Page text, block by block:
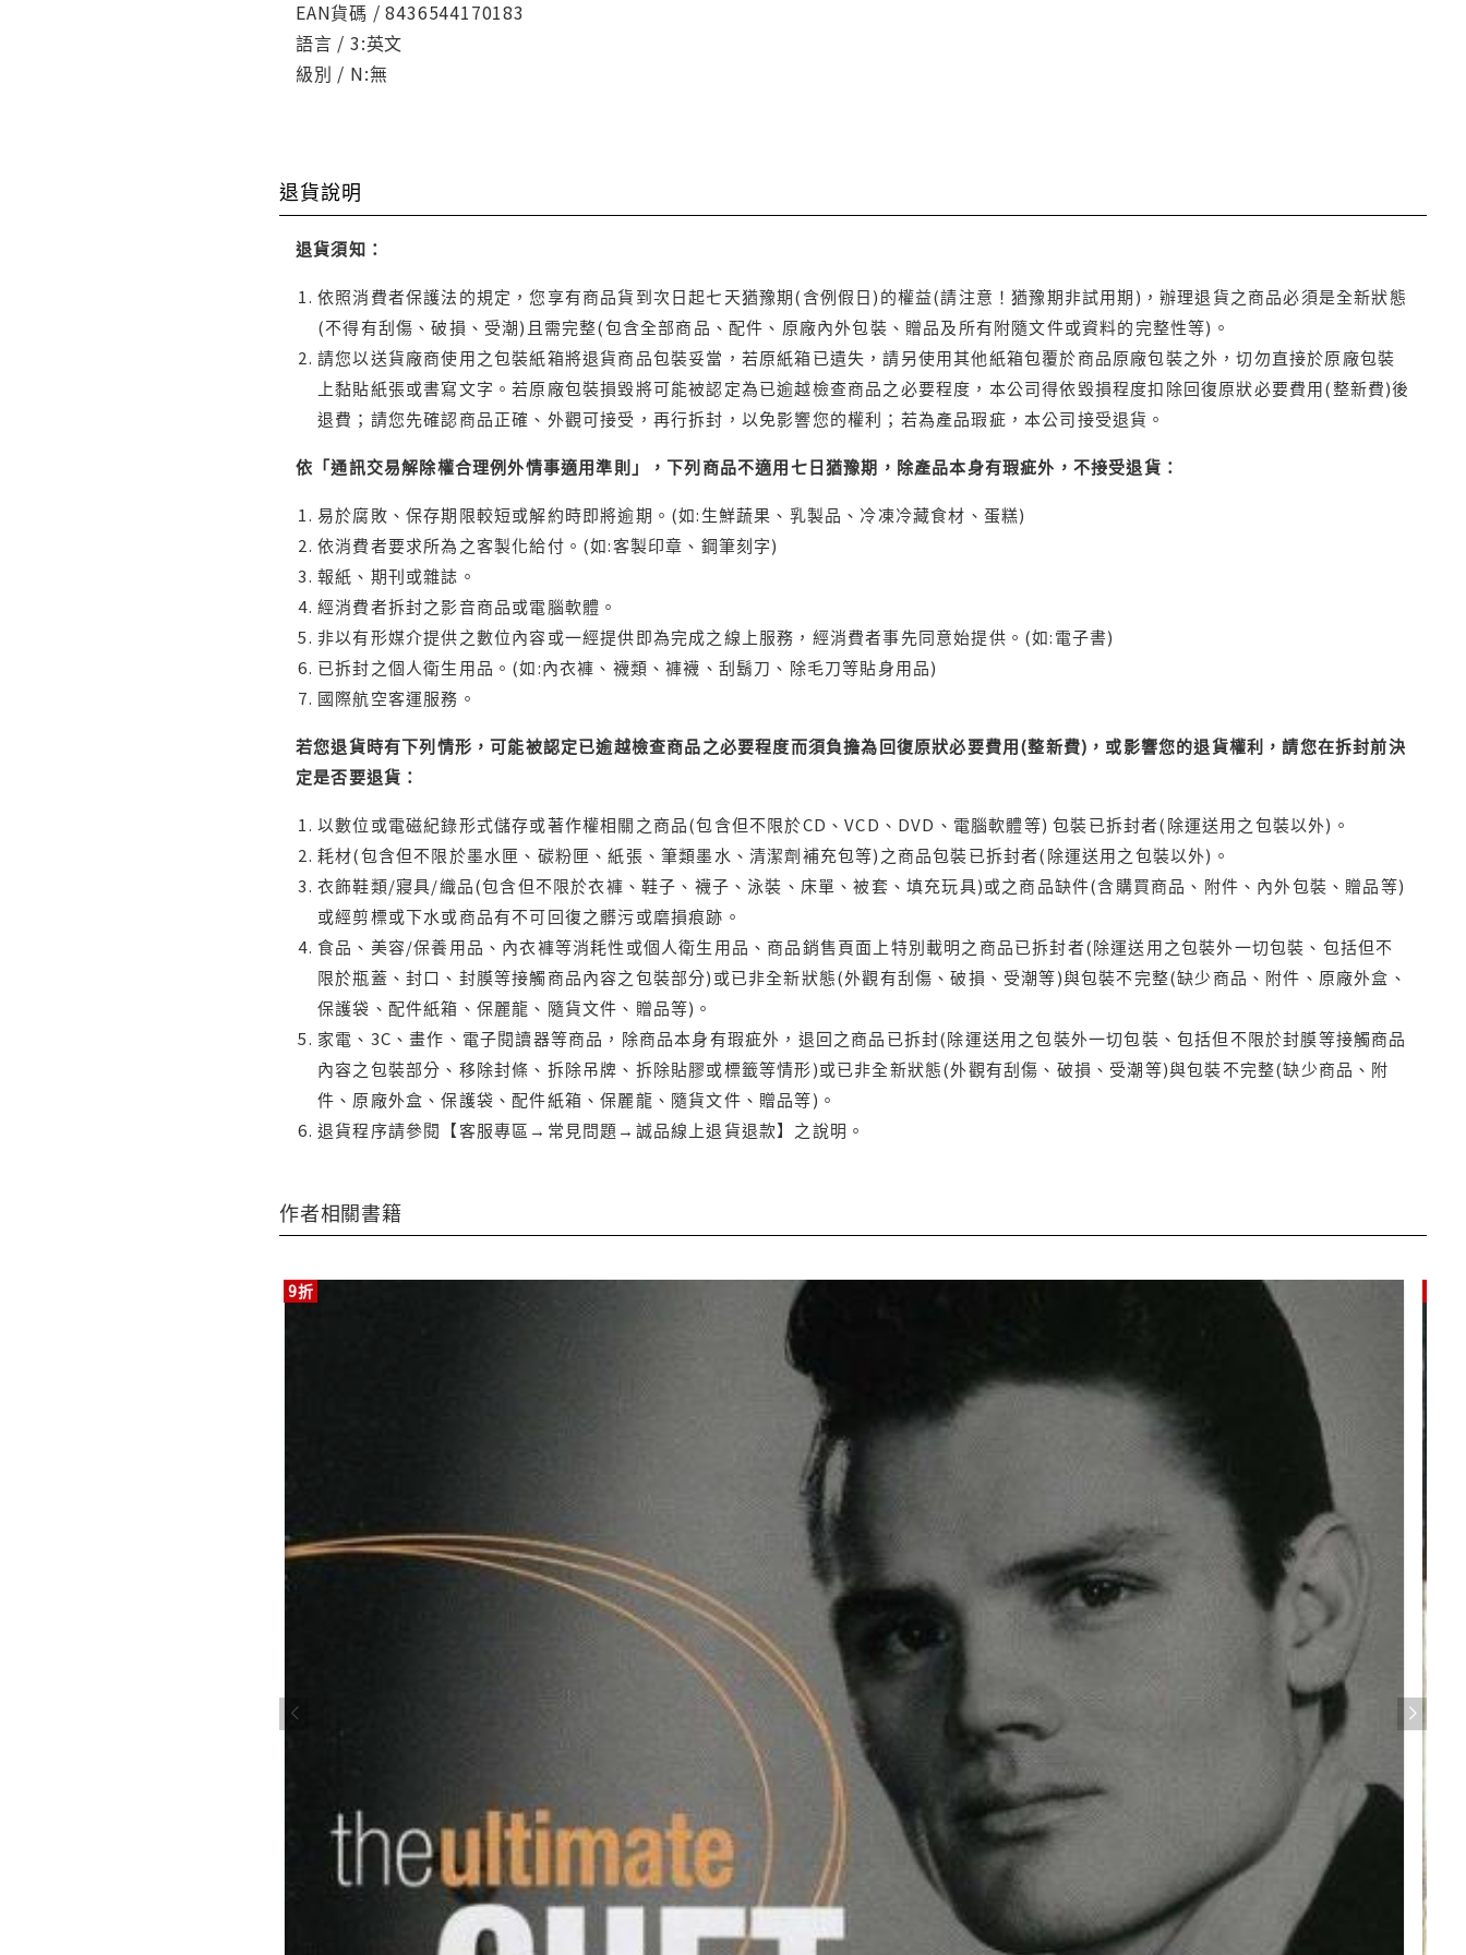
EAN貨碼 / 8436544170183
語言 / 3:英文
級別 / N:無
退貨說明
退貨須知：
依照消費者保護法的規定，您享有商品貨到次日起七天猶豫期(含例假日)的權益(請注意！猶豫期非試用期)，辦理退貨之商品必須是全新狀態
(不得有刮傷、破損、受潮)且需完整(包含全部商品、配件、原廠內外包裝、贈品及所有附隨文件或資料的完整性等)。
請您以送貨廠商使用之包裝紙箱將退貨商品包裝妥當，若原紙箱已遺失，請另使用其他紙箱包覆於商品原廠包裝之外，切勿直接於原廠包裝
上黏貼紙張或書寫文字。若原廠包裝損毀將可能被認定為已逾越檢查商品之必要程度，本公司得依毀損程度扣除回復原狀必要費用(整新費)後
退費；請您先確認商品正確、外觀可接受，再行拆封，以免影響您的權利；若為產品瑕疵，本公司接受退貨。
依「通訊交易解除權合理例外情事適用準則」，下列商品不適用七日猶豫期，除產品本身有瑕疵外，不接受退貨：
易於腐敗、保存期限較短或解約時即將逾期。(如:生鮮蔬果、乳製品、冷凍冷藏食材、蛋糕)
依消費者要求所為之客製化給付。(如:客製印章、鋼筆刻字)
報紙、期刊或雜誌。
經消費者拆封之影音商品或電腦軟體。
非以有形媒介提供之數位內容或一經提供即為完成之線上服務，經消費者事先同意始提供。(如:電子書)
已拆封之個人衛生用品。(如:內衣褲、襪類、褲襪、刮鬍刀、除毛刀等貼身用品)
國際航空客運服務。
若您退貨時有下列情形，可能被認定已逾越檢查商品之必要程度而須負擔為回復原狀必要費用(整新費)，或影響您的退貨權利，請您在拆封前決
定是否要退貨：
以數位或電磁紀錄形式儲存或著作權相關之商品(包含但不限於CD、VCD、DVD、電腦軟體等) 包裝已拆封者(除運送用之包裝以外)。
耗材(包含但不限於墨水匣、碳粉匣、紙張、筆類墨水、清潔劑補充包等)之商品包裝已拆封者(除運送用之包裝以外)。
衣飾鞋類/寢具/織品(包含但不限於衣褲、鞋子、襪子、泳裝、床單、被套、填充玩具)或之商品缺件(含購買商品、附件、內外包裝、贈品等)
或經剪標或下水或商品有不可回復之髒污或磨損痕跡。
食品、美容/保養用品、內衣褲等消耗性或個人衛生用品、商品銷售頁面上特別載明之商品已拆封者(除運送用之包裝外一切包裝、包括但不
限於瓶蓋、封口、封膜等接觸商品內容之包裝部分)或已非全新狀態(外觀有刮傷、破損、受潮等)與包裝不完整(缺少商品、附件、原廠外盒、
保護袋、配件紙箱、保麗龍、隨貨文件、贈品等)。
家電、3C、畫作、電子閱讀器等商品，除商品本身有瑕疵外，退回之商品已拆封(除運送用之包裝外一切包裝、包括但不限於封膜等接觸商品
內容之包裝部分、移除封條、拆除吊牌、拆除貼膠或標籤等情形)或已非全新狀態(外觀有刮傷、破損、受潮等)與包裝不完整(缺少商品、附
件、原廠外盒、保護袋、配件紙箱、保麗龍、隨貨文件、贈品等)。
退貨程序請參閱【客服專區→常見問題→誠品線上退貨退款】之說明。
作者相關書籍
9折